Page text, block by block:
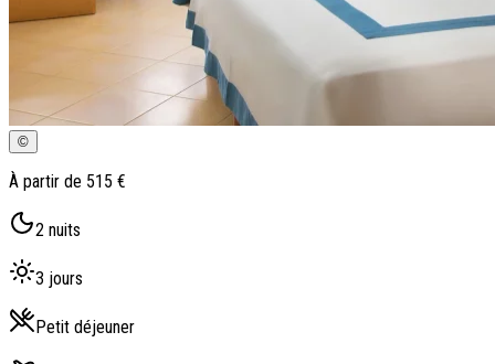
©
À partir de 515 €
2 nuits
3 jours
Petit déjeuner